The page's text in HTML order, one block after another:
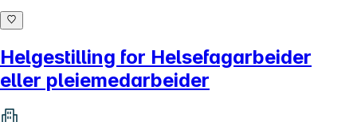
Helgestilling for Helsefagarbeider
eller pleiemedarbeider